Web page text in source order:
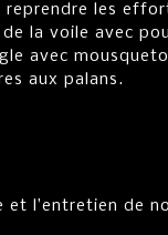
les
la voile avec
avec
aux palans.
l’entretien de